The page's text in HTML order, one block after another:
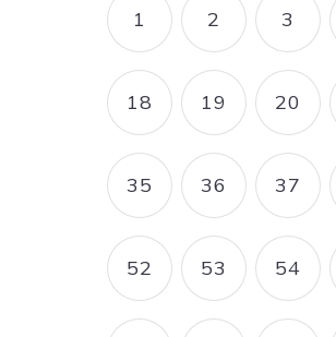
Pagination
PAGE
1 PAGE
2 PAGE
3
PAGE
18 PAGE
19 PAGE
20
PAGE
35 PAGE
36 PAGE
37
PAGE
52 PAGE
53 PAGE
54